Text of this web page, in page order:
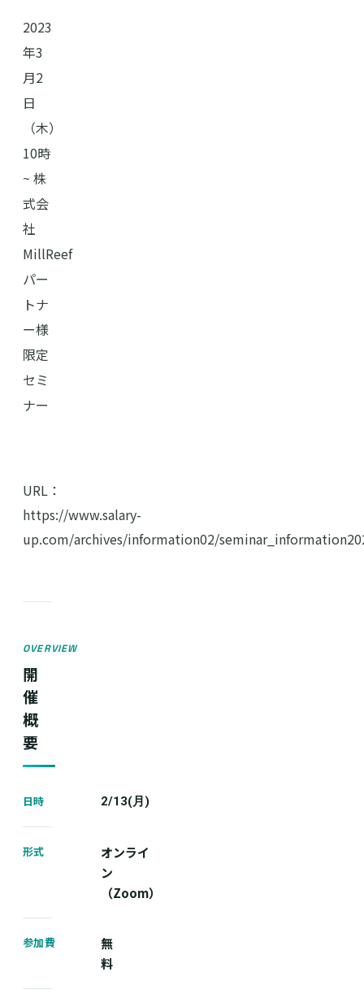
2023
年3
月2
日
（木）
10時
~ 株
式会
社
MillReef
パー
トナ
ー様
限定
セミ
ナー
URL：
https://www.salary-
up.com/archives/information02/
OVERVIEW
開
催
概
要
日時 2/13(月)
形式
オンライ
ン
（Zoom）
参加費
無
料